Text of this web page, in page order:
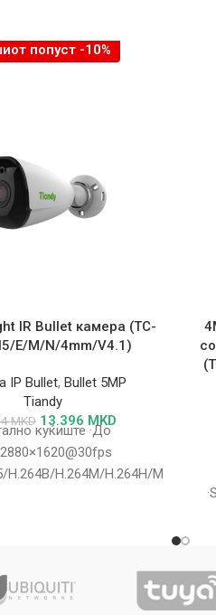
попуст -10%
IR Bullet камера (TC-
E/M/N/4mm/V4.1)
IP Bullet, Bullet 5MP
Tiandy
MKD 13.396 MKD
куќиште ·До
H.264B/H.264M/H.264H/Motion
512GB ·Поддршка